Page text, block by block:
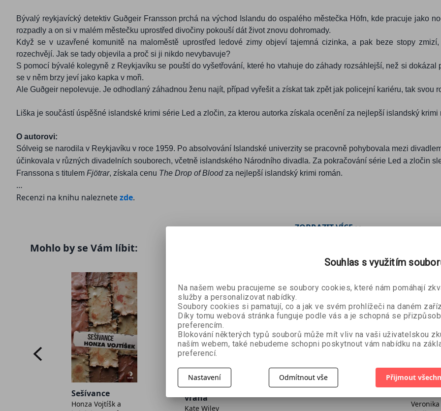
Bývalý reykjavícký detektiv Guðgeir Fransson prchá na východ Islandu do ospalého městečka Höfn, kde pracuje jako
rozpadly a on si v malém městečku uprostřed divočiny pokouší dát život znovu dohromady.
Když se v uzavřené komunitě na maloměstě uprostřed ledové zimy objeví tajemná cizinka, a pak beze stopy
rozechvějí. Jak se tady objevila a proč si ji nikdo nevybavuje?
S pomocí bývalé kolegyně z Reykjavíku se pouští do vyšetřování, které ho vtahuje do záhady rozsáhlejší, než si
se v něm brzy jeví jako kapka v moři.
Ale Guðgeir nepolevuje. Je odhodlaný záhadnou ženu najít, případ vyřešit a získat tak zpět jak policejní kariéru, tak svou
Liška je součástí úspěšné islandské krimi série Led a zločin, za kterou autorka získala ocenění za nejlepší islandský krimi
O autorovi:
Sólveig se narodila v Reykjavíku v roce 1959. Po absolvování Islandské univerzity se pracovně pohybovala mezi
účinkovala v různých divadelních souborech, včetně islandského Národního divadla. Za pokračování série Led a zločin
Franssona s titulem Fjötrar, získala cenu The Drop of Bloodza nejlepší islandský krimi román.
Recenzi na knihu naleznetezde.
ZOBRAZITVÍCE
Mohlo by se Vám líbit:
Sešívance
Honza Vojtíšk a
Dcera sériového
vraha
Kate Wiley
Darkly
Veronika
Souhlas s využitím
Na našem webu pracujeme se soubory cookies, které nám pomáhají
služby a personalizovat nabídky.
Soubory cookies si pamatují, co a jak ve svém prohlížeči na daném
Díky tomu webová stránka funguje podle vás a je schopná se
preferencím.
Blokování některých typů souborů může mít vliv na vaši uživatelskou
naším webem, také nebudeme schopni poskytnout vám nabídku na
preferencí.
Nastavení Odmítnout vše Přijmout